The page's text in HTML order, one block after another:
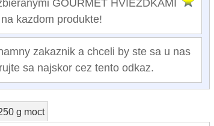
GOURMET HVIEZDKAMI
kazdom produkte!
zakaznik a chceli by ste sa u nas
sa najskor cez tento odkaz.
g moct